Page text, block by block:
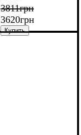
3811грн
3620грн